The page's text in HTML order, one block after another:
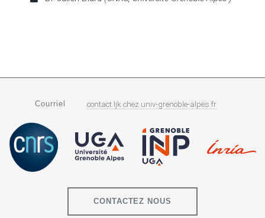
Courriel contact.ljk chez univ-grenoble-alpes.fr
CONTACTEZ NOUS